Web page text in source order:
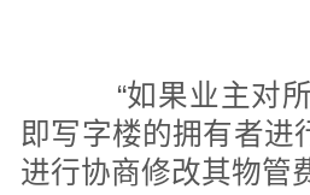
“如果业主对所
即写字楼的拥有者进
进行协商修改其物管